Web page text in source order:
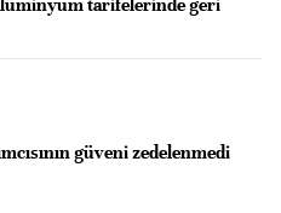
tarifelerinde geri
güveni zedelenmedi